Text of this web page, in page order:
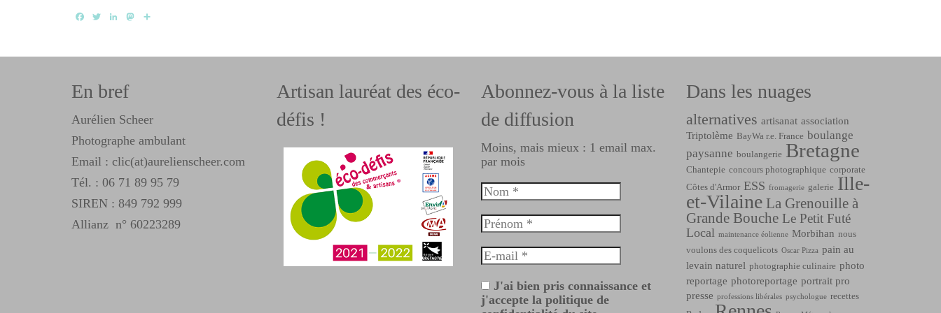
Facebook
TwitterLinkedInMastodon
En bref
Aurélien Scheer
Photographe ambulant
Email : clic(at)aurelienscheer.com
Tél. : 06 71 89 95 79
SIREN : 849 792 999
Allianz n° 60223289
Artisan lauréat des éco-
défis !
Abonnez-vous à la liste
de diffusion
Moins, mais mieux : 1 email max.
par mois
J'ai bien pris connaissance et
j'accepte la politique de
Dans les nuages
alternatives artisanat association
Triptolème BayWa r.e. France boulange
paysanne boulangerie Bretagne
Chantepie concours photographique corporate
Côtes d'Armor ESS fromagerie galerie Ille-
et-Vilaine La Grenouille à
Grande Bouche Le Petit Futé
Local maintenance éolienne Morbihan nous
voulons des coquelicots Oscar Pizza pain au
levain naturel photographie culinaire photo
reportage photoreportage portrait pro
presse professions libérales psychologue recettes